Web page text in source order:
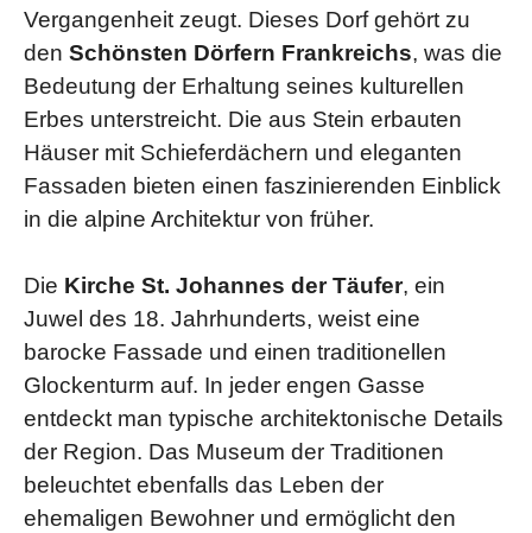
Vergangenheit zeugt. Dieses Dorf gehört zu
den Schönsten Dörfern Frankreichs, was die
Bedeutung der Erhaltung seines kulturellen
Erbes unterstreicht. Die aus Stein erbauten
Häuser mit Schieferdächern und eleganten
Fassaden bieten einen faszinierenden Einblick
in die alpine Architektur von früher.
Die Kirche St. Johannes der Täufer, ein
Juwel des 18. Jahrhunderts, weist eine
barocke Fassade und einen traditionellen
Glockenturm auf. In jeder engen Gasse
entdeckt man typische architektonische Details
der Region. Das Museum der Traditionen
beleuchtet ebenfalls das Leben der
ehemaligen Bewohner und ermöglicht den